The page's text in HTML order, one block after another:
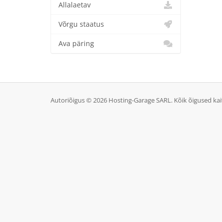
Allalaetav
Võrgu staatus
Ava päring
Autoriõigus © 2026 Hosting-Garage SARL. Kõik õigused